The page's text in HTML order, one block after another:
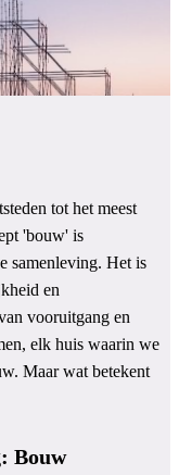
tot het meest
'bouw' is
samenleving. Het is
en
vooruitgang en
elk huis waarin we
Maar wat betekent
Bouw